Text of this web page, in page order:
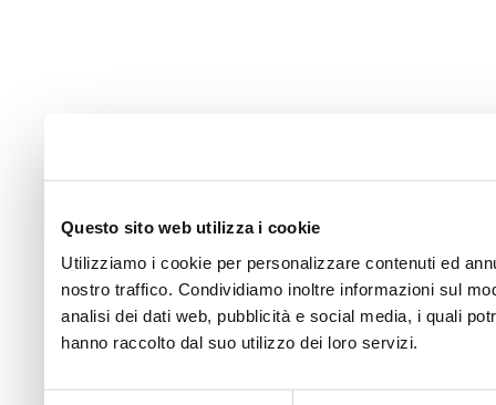
Questo sito web utilizza i cookie
Utilizziamo i cookie per personalizzare contenuti ed
nostro traffico. Condividiamo inoltre informazioni sul
analisi dei dati web, pubblicità e social media, i quali
hanno raccolto dal suo utilizzo dei loro servizi.